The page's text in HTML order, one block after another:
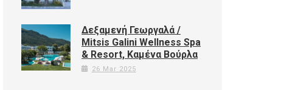
Δεξαμενή Γεωργαλά /
Mitsis Galini Wellness Spa
& Resort, Καμένα Βούρλα
26 Mar 2025